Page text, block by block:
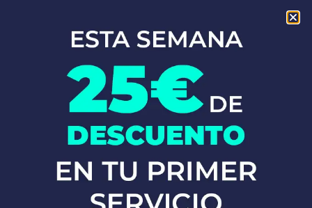
, brindamos una completa gama
servicios de fontanería para satisfacer todas tus
rutinario, estamos disponibles para asistirte las 24 horas del día,
los 7 días de la semana. A continuación, te mostramos algunos
de nuestros servicios más populares:
PEDIR PRESUPUESTO